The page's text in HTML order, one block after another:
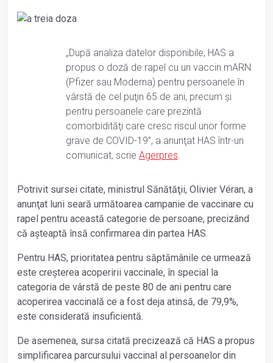
„După analiza datelor disponibile, HAS a
propus o doză de rapel cu un vaccin mARN
(Pfizer sau Moderna) pentru persoanele în
vârstă de cel puţin 65 de ani, precum şi
pentru persoanele care prezintă
comorbidităţi care cresc riscul unor forme
grave de COVID-19”, a anunţat HAS într-un
comunicat, scrie Agerpres
Potrivit sursei citate, ministrul Sănătăţii, Olivier Véran, a
anunţat luni seară următoarea campanie de vaccinare cu
rapel pentru această categorie de persoane, precizând
că aşteaptă însă confirmarea din partea HAS.
Pentru HAS, prioritatea pentru săptămânile ce urmează
este creşterea acoperirii vaccinale, în special la
categoria de vârstă de peste 80 de ani pentru care
acoperirea vaccinală ce a fost deja atinsă, de 79,9%,
este considerată insuficientă.
De asemenea, sursa citată precizează că HAS a propus
simplificarea parcursului vaccinal al persoanelor din